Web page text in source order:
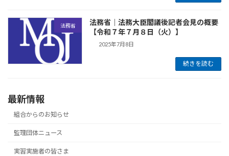
法務省
法務省｜法務大臣閣議後記者会見の概要
【令和７年７月８日（火）】
2025年7月8日
続きを読む
最新情報
組合からのお知らせ
監理団体ニュース
実習実施者の皆さま